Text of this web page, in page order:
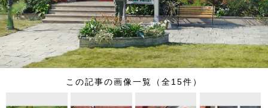
この記事の画像一覧（全15件）